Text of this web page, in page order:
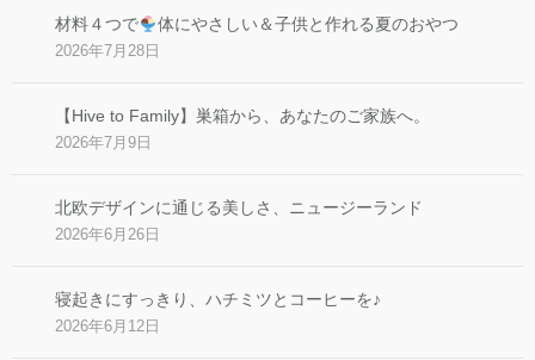
材料４つで 体にやさしい＆子供と作れる夏のおやつ
2026年7月28日
【Hive to Family】巣箱から、あなたのご家族へ。
2026年7月9日
北欧デザインに通じる美しさ、ニュージーランド
2026年6月26日
寝起きにすっきり、ハチミツとコーヒーを♪
2026年6月12日